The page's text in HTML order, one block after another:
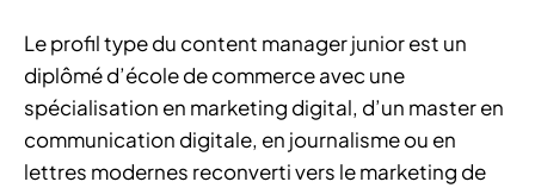
Le profil type du content manager junior est un
diplômé d’école de commerce avec une
spécialisation en marketing digital, d’un master en
communication digitale, en journalisme ou en
lettres modernes reconverti vers le marketing de